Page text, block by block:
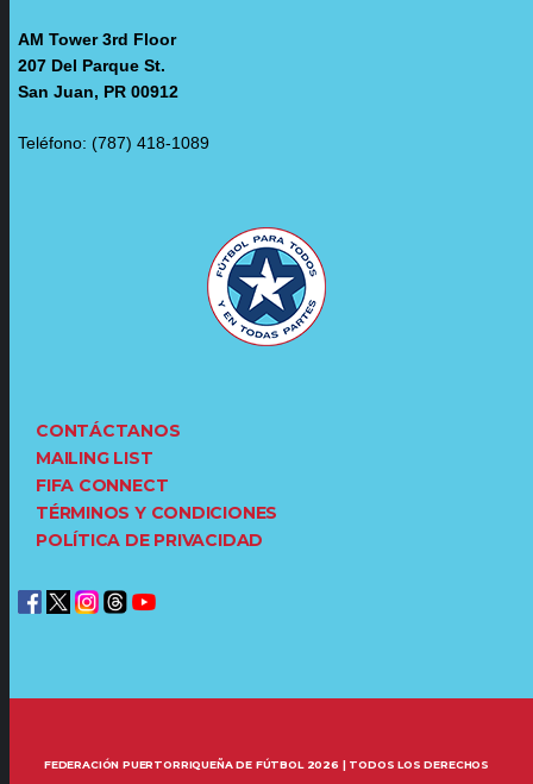
AM Tower 3rd Floor
207 Del Parque St.
San Juan, PR 00912
Teléfono: (787) 418-1089
CONTÁCTANOS
MAILING LIST
FIFA CONNECT
TÉRMINOS Y CONDICIONES
POLÍTICA DE PRIVACIDAD
FEDERACIÓN PUERTORRIQUEÑA DE FÚTBOL 2026 | TODOS LOS DERECHOS